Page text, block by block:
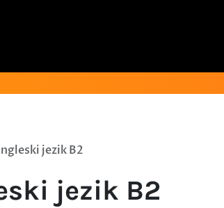
jezik B2
jezik B2